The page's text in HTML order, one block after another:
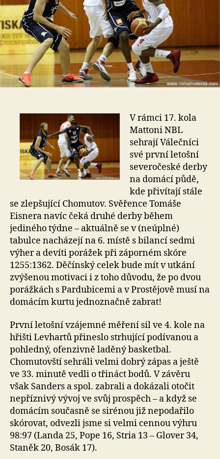
V rámci 17. kola
Mattoni NBL
sehrají Válečníci
své první letošní
severočeské derby
na domácí půdě,
kde přivítají stále
se zlepšující Chomutov. Svěřence Tomáše
Eisnera navíc čeká druhé derby během
jediného týdne – aktuálně se v (neúplné)
tabulce nacházejí na 6. místě s bilancí sedmi
výher a devíti porážek při záporném skóre
1255:1362. Děčínský celek bude mít v utkání
zvýšenou motivaci i z toho důvodu, že po dvou
porážkách s Pardubicemi a v Prostějově musí na
domácím kurtu jednoznačně zabrat!
První letošní vzájemné měření sil ve 4. kole na
hřišti Levhartů přineslo strhující podívanou a
pohledný, ofenzivně laděný basketbal.
Chomutovští sehráli velmi dobrý zápas a ještě
ve 33. minutě vedli o třináct bodů. V závěru
však Sanders a spol. zabrali a dokázali otočit
nepříznivý vývoj ve svůj prospěch – a když se
domácím současně se sirénou již nepodařilo
skórovat, odvezli jsme si velmi cennou výhru
98:97 (Landa 25, Pope 16, Stria 13 – Glover 34,
Staněk 20, Bosák 17).